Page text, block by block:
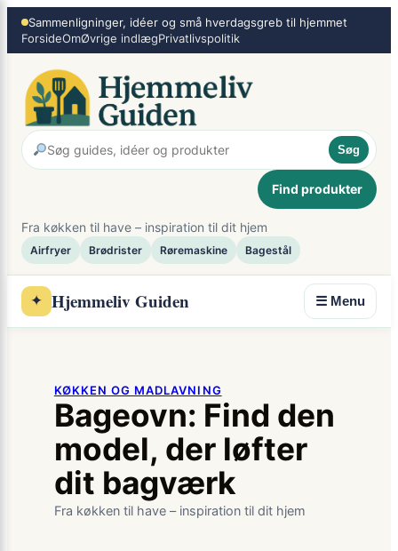
Spring
Sammenligninger, idéer og små hverdagsgreb til hjemmet
ForsideOmØvrige indlægPrivatlivspolitik
Søg
Find produkter
Fra køkken til have – inspiration til dit hjem
Airfryer Brødrister Røremaskine Bagestål
✦ Hjemmeliv Guiden ☰ Menu
KØKKEN OG MADLAVNING
Bageovn: Find den
model, der løfter
dit bagværk
Fra køkken til have – inspiration til dit hjem